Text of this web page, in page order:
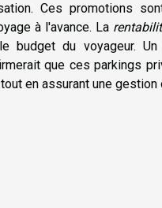
Ces promotions
à l'avance. La
budget du voyageur.
que ces parkings
en assurant une